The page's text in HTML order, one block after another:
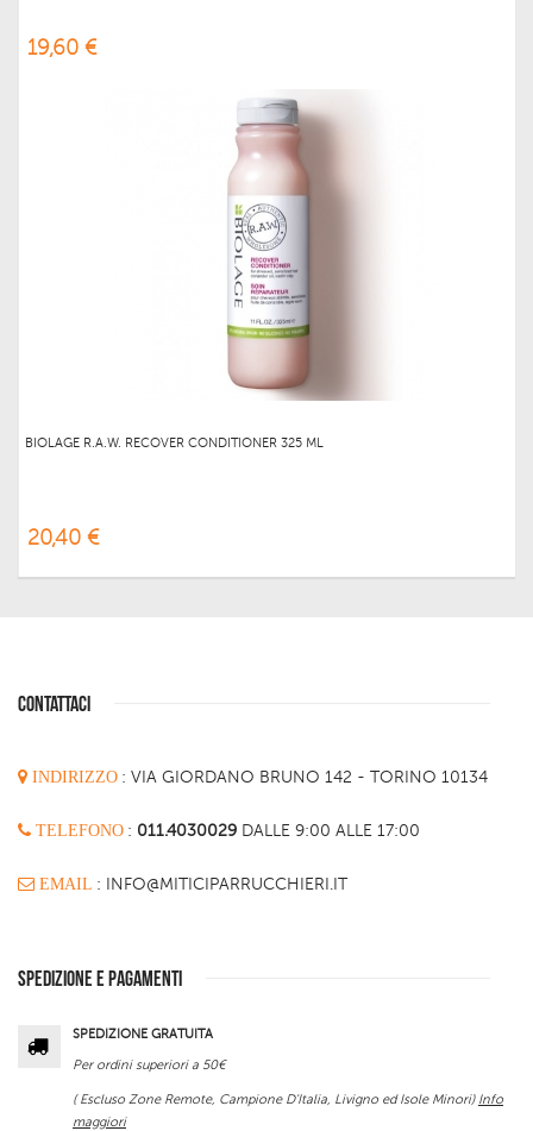
19,60 €
BIOLAGE R.A.W. RECOVER CONDITIONER 325 ML
20,40 €
CONTATTACI
INDIRIZZO : VIA GIORDANO BRUNO 142 - TORINO 10134
TELEFONO : 011.4030029 DALLE 9:00 ALLE 17:00
EMAIL : INFO@MITICIPARRUCCHIERI.IT
SPEDIZIONE E PAGAMENTI
SPEDIZIONE GRATUITA
Per ordini superiori a 50€
( Escluso Zone Remote, Campione D'Italia, Livigno ed Isole Minori) Info
maggiori